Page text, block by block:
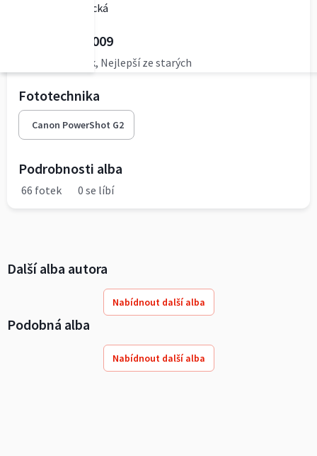
Tereza Kopecká
BUFO 24.5.2009
Zemědělcův rok, Nejlepší ze starých
Fototechnika
Canon PowerShot G2
Podrobnosti alba
66 fotek 0 se líbí
Další alba autora
Nabídnout další alba
Podobná alba
Nabídnout další alba